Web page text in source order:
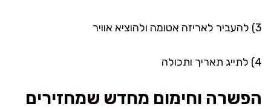
3) להעביר לאריזה אטומה ולהוציא אוויר
4) לתייג תאריך ותכולה
הפשרה וחימום מחדש שמחזירים